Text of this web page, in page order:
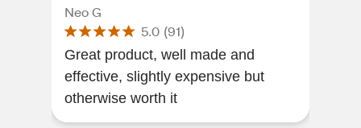
Neo G
5.0 (91)
Great product, well made and
effective, slightly expensive but
otherwise worth it